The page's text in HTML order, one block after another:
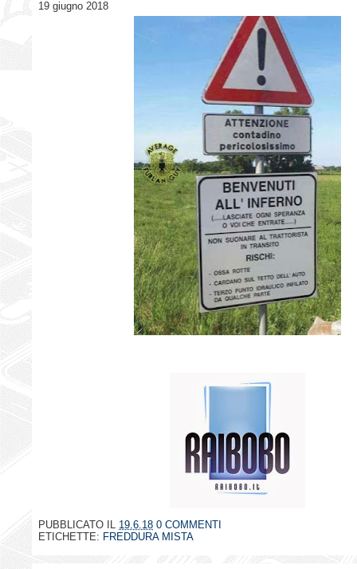
19 giugno 2018
PUBBLICATO IL 19.6.18 0 COMMENTI
ETICHETTE: FREDDURA MISTA